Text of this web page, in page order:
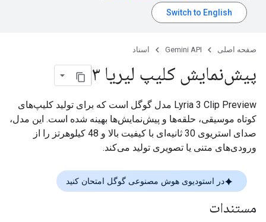
صفحه اصلی Gemini API اسناد
پیش‌نمایش کلیپ لیریا ۳
Lyria 3 Clip Preview مدل گوگل است که برای تولید کلیپ‌های
کوتاه موسیقی، حلقه‌ها و پیش‌نمایش‌ها بهینه شده است. این مدل،
صدای استریوی 30 ثانیه‌ای با کیفیت بالا و 48 کیلوهرتز را از
ورودی‌های متنی یا تصویری تولید می‌کند.
در استودیوی هوش مصنوعی گوگل امتحان کنید
مستندات